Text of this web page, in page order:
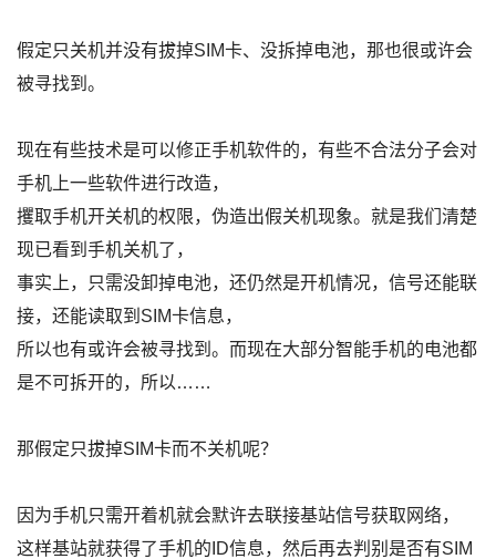
假定只关机并没有拔掉SIM卡、没拆掉电池，那也很或许会
被寻找到。
现在有些技术是可以修正手机软件的，有些不合法分子会对
手机上一些软件进行改造，
攫取手机开关机的权限，伪造出假关机现象。就是我们清楚
现已看到手机关机了，
事实上，只需没卸掉电池，还仍然是开机情况，信号还能联
接，还能读取到SIM卡信息，
所以也有或许会被寻找到。而现在大部分智能手机的电池都
是不可拆开的，所以……
那假定只拔掉SIM卡而不关机呢？
因为手机只需开着机就会默许去联接基站信号获取网络，
这样基站就获得了手机的ID信息，然后再去判别是否有SIM